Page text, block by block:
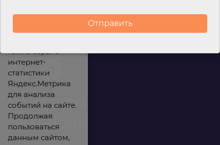
Контакты
Вакансии
файлы cookies для
улучшения
также сервис
интернет-
статистики
Яндекс.Метрика
для анализа
событий на сайте.
Продолжая
пользоваться
данным сайтом,